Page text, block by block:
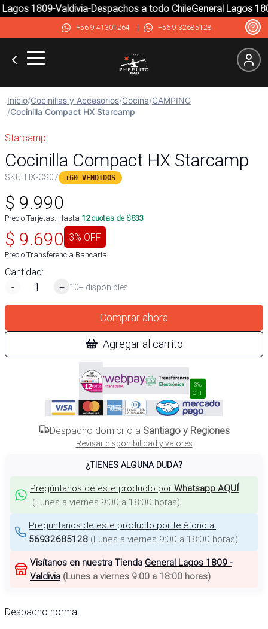
1809-Valdivia-Despachos a todo ChileGeneral Lagos
+56 9 41301264| +56 9 32685128
Inicio/Cocinillas y Accesorios/Cocina/CAMPING
/Cocinilla Compact HX Starcamp
Starcamp
Cocinilla Compact HX Starcamp
SKU: HX-CS07 +60 VENDIDOS
$ 9.990
Precio Tarjetas: Hasta 12cuotas de $833
$ 9.690 3% OFF
Precio Transferencia Bancaria
Cantidad:
-
+ 10+ disponibles
Comprar ahora
Agregar al carrito
3%
OFF
Despacho domicilio a Santiago y Regiones
Revisar disponibilidad y valores
¿TIENES ALGUNA DUDA?
Pregúntanos de este producto por Whatsapp AQUÍ
(Lunes a viernes 9:00 a 18:00 horas)
Pregúntanos de este producto por teléfono al
56932685128 (Lunes a viernes 9:00 a 18:00 horas)
Visítanos en nuestra Tienda General Lagos 1809 -
Valdivia (Lunes a viernes 9:00 a 18:00 horas)
Despacho normal